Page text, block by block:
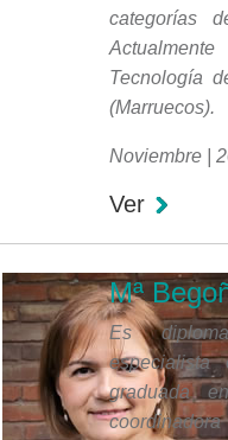
categorías
Tecnología
(Marruecos).
Noviembre |
Ver
Mª
Es
graduada